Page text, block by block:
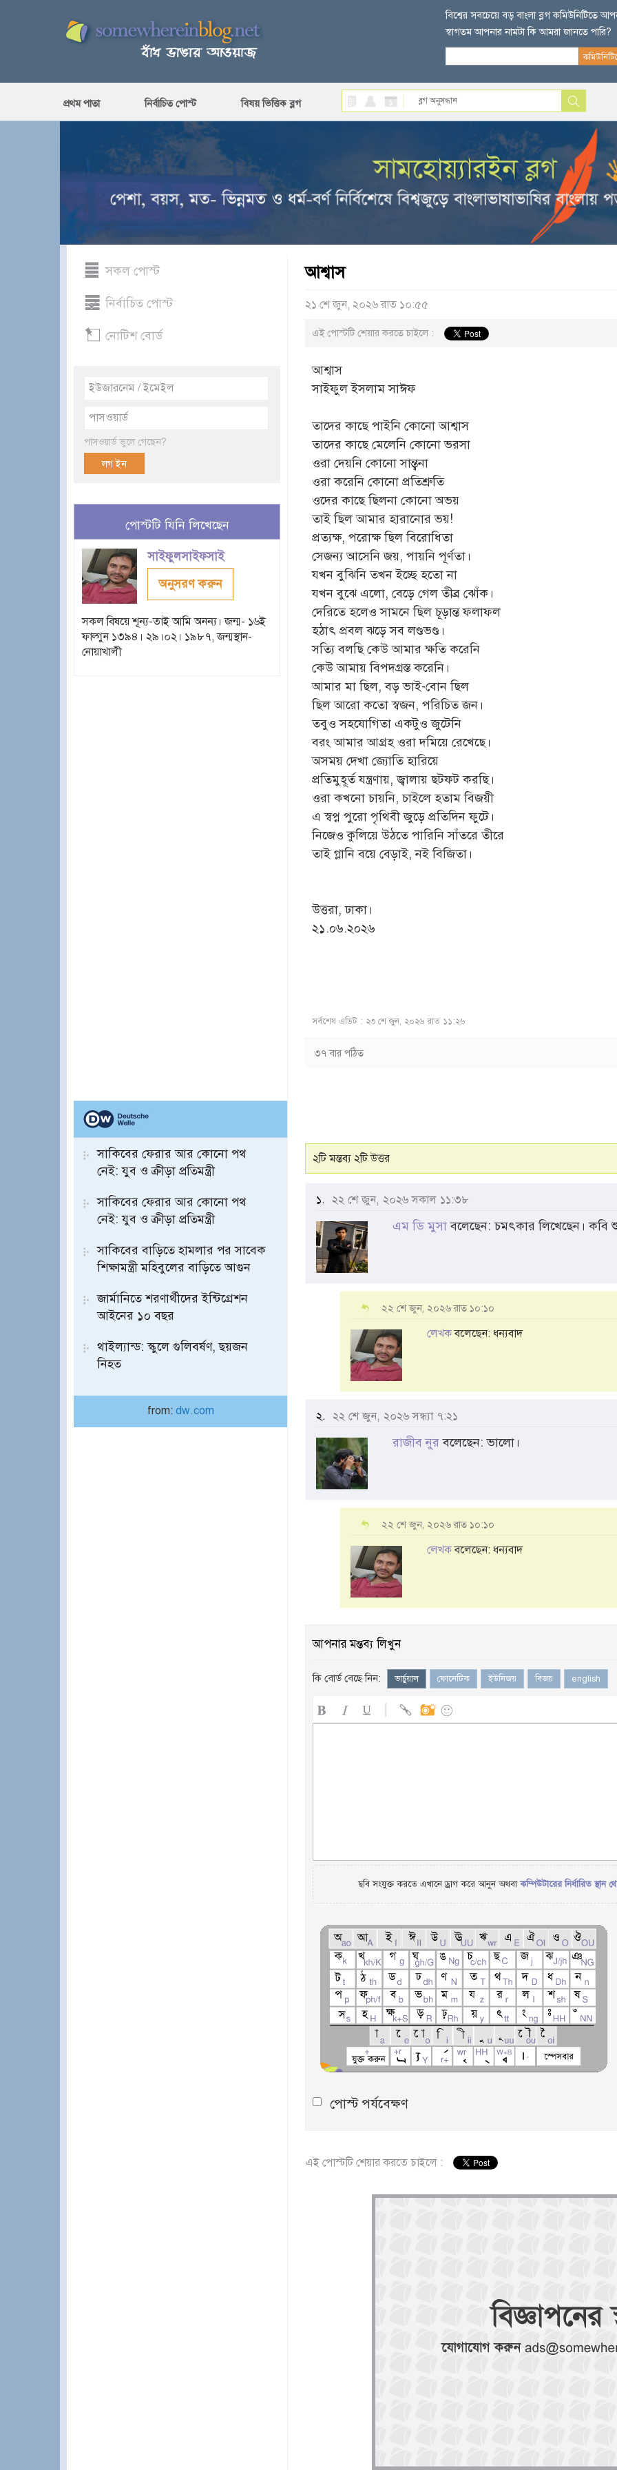
বিশ্বের সবচেয়ে বড় বাংলা ব্লগ কমিউনিটিতে
স্বাগতম আপনার নামটা কি আমরা জানতে পারি?
প্রথম পাতা নির্বাচিত পোস্ট বিষয় ভিত্তিক ব্লগ
সকল পোস্ট
নির্বাচিত পোস্ট
নোটিশ বোর্ড
পাসওয়ার্ড ভুলে গেছেন?
পোস্টটি যিনি লিখেছেন
সাইফুলসাইফসাই
অনুসরণ করুন
সকল বিষয়ে শূন্য-তাই আমি অনন্য। জন্ম- ১৬ই
ফাল্গুন ১৩৯৪। ২৯।০২। ১৯৮৭, জন্মস্থান-
নোয়াখালী
সাকিবের ফেরার আর কোনো পথ
নেই: যুব ও ক্রীড়া প্রতিমন্ত্রী
সাকিবের ফেরার আর কোনো পথ
নেই: যুব ও ক্রীড়া প্রতিমন্ত্রী
সাকিবের বাড়িতে হামলার পর সাবেক
শিক্ষামন্ত্রী মহিবুলের বাড়িতে আগুন
জার্মানিতে শরণার্থীদের ইন্টিগ্রেশন
আইনের ১০ বছর
থাইল্যান্ড: স্কুলে গুলিবর্ষণ, ছয়জন
নিহত
from: dw.com
আশ্বাস
২১ শে জুন, ২০২৬ রাত ১০:৫৫
এই পোস্টটি শেয়ার করতে চাইলে :
আশ্বাস
সাইফুল ইসলাম সাঈফ
তাদের কাছে পাইনি কোনো আশ্বাস
তাদের কাছে মেলেনি কোনো ভরসা
ওরা দেয়নি কোনো সান্ত্বনা
ওরা করেনি কোনো প্রতিশ্রুতি
ওদের কাছে ছিলনা কোনো অভয়
তাই ছিল আমার হারানোর ভয়!
প্রত্যক্ষ, পরোক্ষ ছিল বিরোধিতা
সেজন্য আসেনি জয়, পায়নি পূর্ণতা।
যখন বুঝিনি তখন ইচ্ছে হতো না
যখন বুঝে এলো, বেড়ে গেল তীব্র ঝোঁক।
দেরিতে হলেও সামনে ছিল চূড়ান্ত ফলাফল
হঠাৎ প্রবল ঝড়ে সব লণ্ডভণ্ড।
সত্যি বলছি কেউ আমার ক্ষতি করেনি
কেউ আমায় বিপদগ্রস্ত করেনি।
আমার মা ছিল, বড় ভাই-বোন ছিল
ছিল আরো কতো স্বজন, পরিচিত জন।
তবুও সহযোগিতা একটুও জুটেনি
বরং আমার আগ্রহ ওরা দমিয়ে রেখেছে।
অসময় দেখা জ্যোতি হারিয়ে
প্রতিমুহূর্ত যন্ত্রণায়, জ্বালায় ছটফট করছি।
ওরা কখনো চায়নি, চাইলে হতাম বিজয়ী
এ স্বপ্ন পুরো পৃথিবী জুড়ে প্রতিদিন ফুটে।
নিজেও কুলিয়ে উঠতে পারিনি সাঁতরে তীরে
তাই গ্লানি বয়ে বেড়াই, নই বিজিতা।
উত্তরা, ঢাকা।
২১.০৬.২০২৬
সর্বশেষ এডিট : ২৩ শে জুন, ২০২৬ রাত ১১:২৬
৩৭ বার পঠিত
২টি মন্তব্য ২টি উত্তর
১. ২২ শে জুন, ২০২৬ সকাল ১১:৩৮
এম ডি মুসাবলেছেন: চমৎকার লিখেছেন। কবি
২২ শে জুন, ২০২৬ রাত ১০:১০
লেখকবলেছেন: ধন্যবাদ
২. ২২ শে জুন, ২০২৬ সন্ধ্যা ৭:২১
রাজীব নুর বলেছেন: ভালো।
২২ শে জুন, ২০২৬ রাত ১০:১০
লেখকবলেছেন: ধন্যবাদ
আপনার মন্তব্য লিখুন
কি বোর্ড বেছে নিন: ভার্চুয়াল ফোনেটিক ইউনিজয় বিজয় english
ছবি সংযুক্ত করতে এখানে ড্রাগ করে আনুন অথবাকম্পিউটারের নির্ধারিত
পোস্ট পর্যবেক্ষণ
এই পোস্টটি শেয়ার করতে চাইলে :